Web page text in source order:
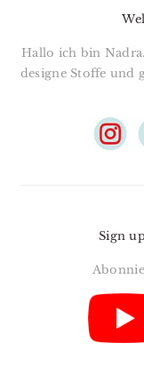
Hallo ich bin
designe Stoffe und
Sign